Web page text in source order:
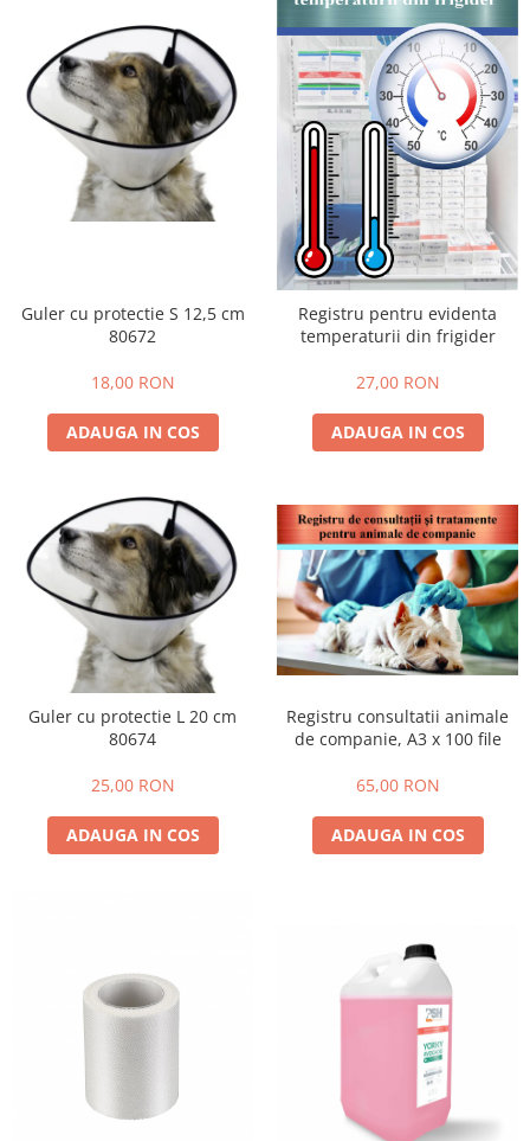
Guler cu protectie S 12,5 cm
80672
18,00 RON
ADAUGA IN COS
Registru pentru evidenta
temperaturii din frigider
27,00 RON
ADAUGA IN COS
Guler cu protectie L 20 cm
80674
25,00 RON
ADAUGA IN COS
Registru consultatii animale
de companie, A3 x 100 file
65,00 RON
ADAUGA IN COS